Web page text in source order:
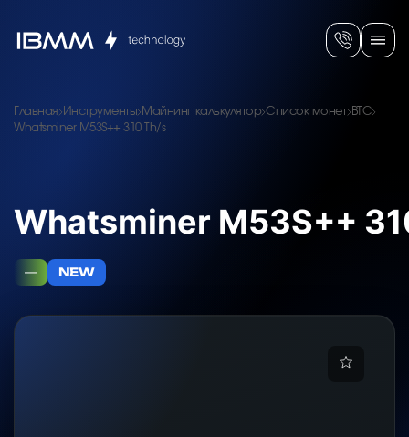
Главная Инструменты Майнинг калькулятор Список монет BTC
Whatsminer M53S++ 310 Th/s
Whatsminer M53S++
— NEW